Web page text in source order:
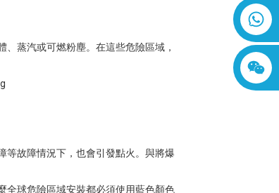
蒸汽或可燃粉塵。在這些危險區域，
等故障情況下，也會引發點火。與將爆
全球危險區域安裝都必須使用藍色顏色